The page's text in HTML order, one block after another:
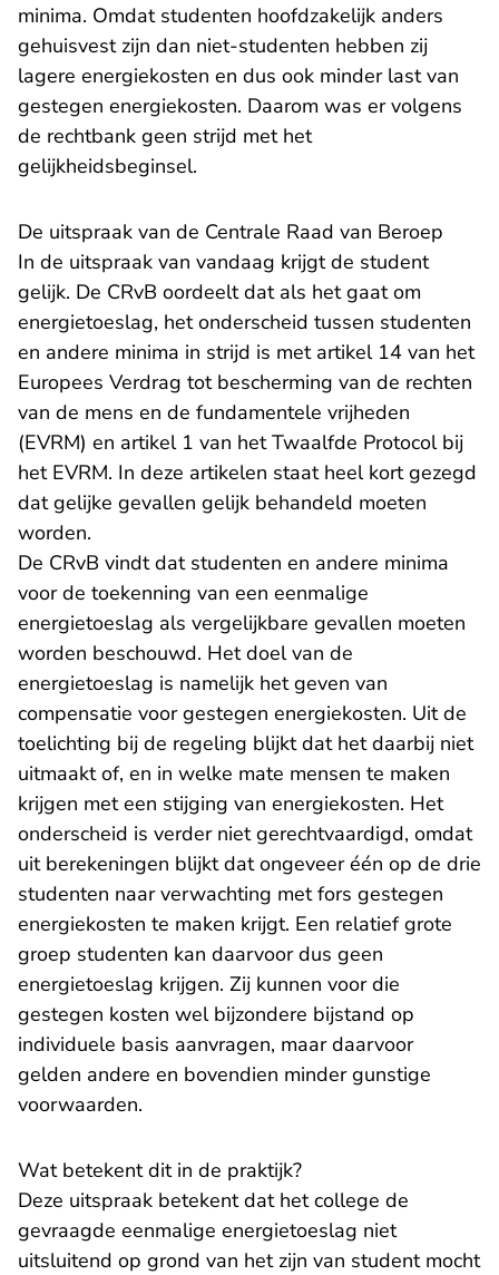
minima. Omdat studenten hoofdzakelijk anders
gehuisvest zijn dan niet-studenten hebben zij
lagere energiekosten en dus ook minder last van
gestegen energiekosten. Daarom was er volgens
de rechtbank geen strijd met het
gelijkheidsbeginsel.
De uitspraak van de Centrale Raad van Beroep
In de uitspraak van vandaag krijgt de student
gelijk. De CRvB oordeelt dat als het gaat om
energietoeslag, het onderscheid tussen studenten
en andere minima in strijd is met artikel 14 van het
Europees Verdrag tot bescherming van de rechten
van de mens en de fundamentele vrijheden
(EVRM) en artikel 1 van het Twaalfde Protocol bij
het EVRM. In deze artikelen staat heel kort gezegd
dat gelijke gevallen gelijk behandeld moeten
worden.
De CRvB vindt dat studenten en andere minima
voor de toekenning van een eenmalige
energietoeslag als vergelijkbare gevallen moeten
worden beschouwd. Het doel van de
energietoeslag is namelijk het geven van
compensatie voor gestegen energiekosten. Uit de
toelichting bij de regeling blijkt dat het daarbij niet
uitmaakt of, en in welke mate mensen te maken
krijgen met een stijging van energiekosten. Het
onderscheid is verder niet gerechtvaardigd, omdat
uit berekeningen blijkt dat ongeveer één op de drie
studenten naar verwachting met fors gestegen
energiekosten te maken krijgt. Een relatief grote
groep studenten kan daarvoor dus geen
energietoeslag krijgen. Zij kunnen voor die
gestegen kosten wel bijzondere bijstand op
individuele basis aanvragen, maar daarvoor
gelden andere en bovendien minder gunstige
voorwaarden.
Wat betekent dit in de praktijk?
Deze uitspraak betekent dat het college de
gevraagde eenmalige energietoeslag niet
uitsluitend op grond van het zijn van student mocht